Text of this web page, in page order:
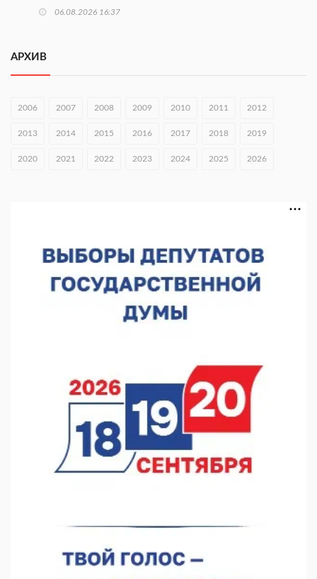
06.08.2026 16:37
раза
06.08.2026 15:26
Видели ночь, бежали всю ночь... На Нижневолжской
набережной прошел необычный забег
Нижегородские хирурги выполнили трансоральную
операцию на щитовидной железе
06.08.2026 15:03
Более 30 нижегородцев прошли обучение для соцконтракта
06.08.2026 14:46
АРХИВ
2006 2007 2008 2009 2010 2011 2012
2013 2014 2015 2016 2017 2018 2019
2020 2021 2022 2023 2024 2025 2026